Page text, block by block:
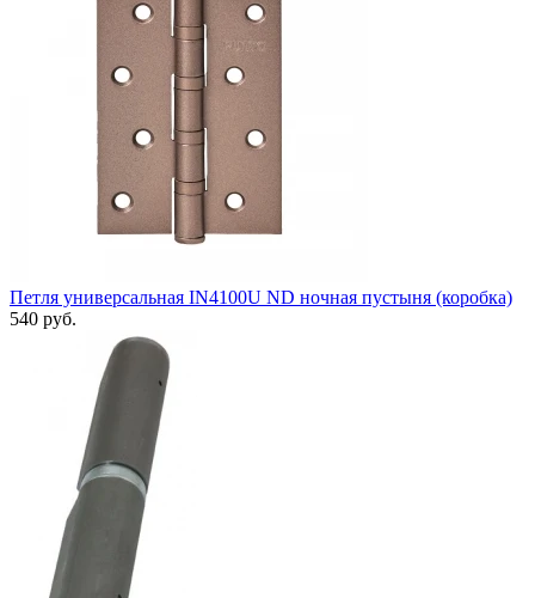
Петля универсальная IN4100U ND ночная пустыня (коробка)
540 руб.